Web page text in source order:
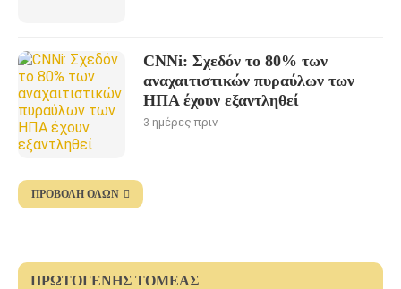
CNNi: Σχεδόν το 80% των
αναχαιτιστικών πυραύλων των
ΗΠΑ έχουν εξαντληθεί
3 ημέρες πριν
ΠΡΟΒΟΛΉ ΌΛΩΝ
ΠΡΩΤΟΓΕΝΉΣ ΤΟΜΈΑΣ